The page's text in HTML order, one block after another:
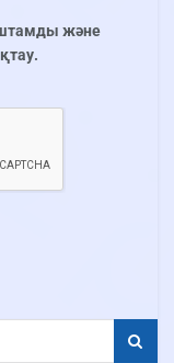
және